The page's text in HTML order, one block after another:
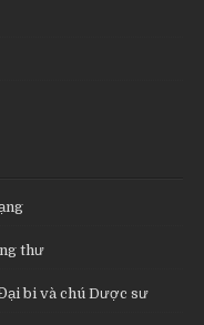
thư
bi và chú Dược sư